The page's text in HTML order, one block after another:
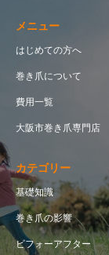
メニュー
はじめての方へ
巻き爪について
費用一覧
大阪市巻き爪専門店
カテゴリー
基礎知識
巻き爪の影響
ビフォーアフター